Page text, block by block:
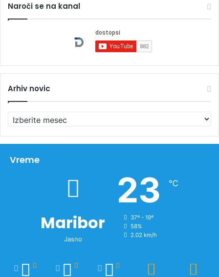
Naroči se na kanal
Arhiv novic
r
h
vVreme
Maribor
Jasno
23 ℃
37º - 19º
58%
2.02 km/h